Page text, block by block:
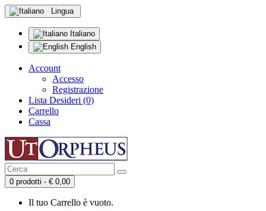
Lingua
Italiano
English
Account
Accesso
Registrazione
Lista Desideri (0)
Carrello
Cassa
0 prodotti - € 0,00
Il tuo Carrello è vuoto.